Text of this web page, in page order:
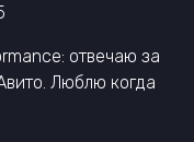
отвечаю за
Люблю когда